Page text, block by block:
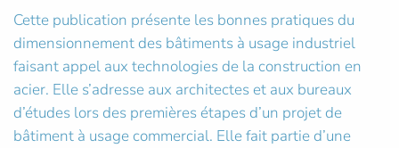
Cette publication présente les bonnes pratiques du
dimensionnement des bâtiments à usage industriel
faisant appel aux technologies de la construction en
acier. Elle s’adresse aux architectes et aux bureaux
d’études lors des premières étapes d’un projet de
bâtiment à usage commercial. Elle fait partie d’une